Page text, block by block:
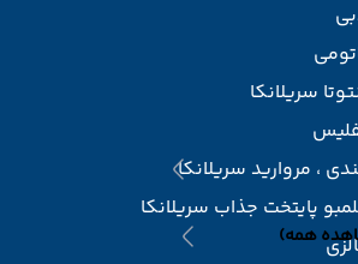
همه)
سریلانکا
، مروارید سریلانکا
پایتخت جذاب سریلانکا